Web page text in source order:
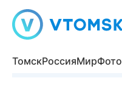
ТомскРоссияМирФото